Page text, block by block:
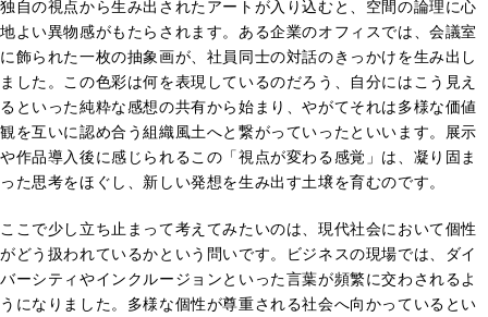
独自の視点から生み出されたアートが入り込むと、空間の論理に心
地よい異物感がもたらされます。ある企業のオフィスでは、会議室
に飾られた一枚の抽象画が、社員同士の対話のきっかけを生み出し
ました。この色彩は何を表現しているのだろう、自分にはこう見え
るといった純粋な感想の共有から始まり、やがてそれは多様な価値
観を互いに認め合う組織風土へと繋がっていったといいます。展示
や作品導入後に感じられるこの「視点が変わる感覚」は、凝り固ま
った思考をほぐし、新しい発想を生み出す土壌を育むのです。
ここで少し立ち止まって考えてみたいのは、現代社会において個性
がどう扱われているかという問いです。ビジネスの現場では、ダイ
バーシティやインクルージョンといった言葉が頻繁に交わされるよ
うになりました。多様な個性が尊重される社会へ向かっているとい